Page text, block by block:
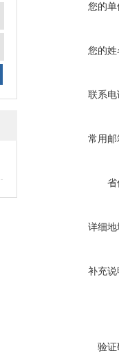
您的单
您的姓
联系电
常用邮
省
详细地
补充说
验证